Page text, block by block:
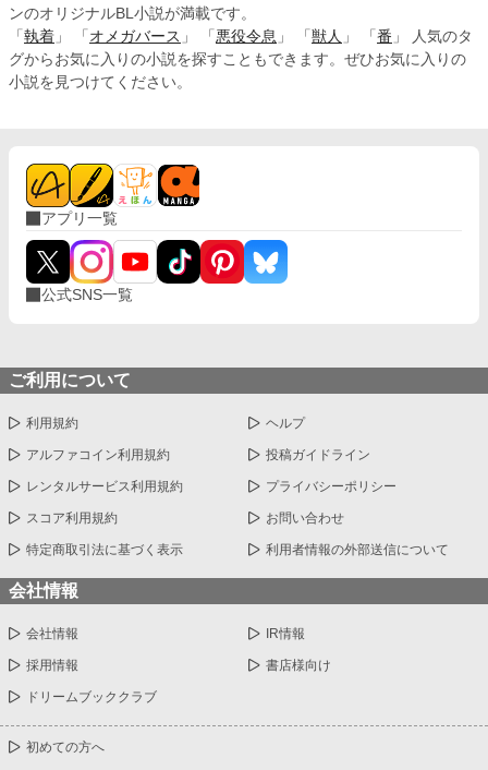
ンのオリジナルBL小説が満載です。
「 執着 」 「 オメガバース 」 「 悪役令息 」 「 獣人 」 「 番 」 人気のタ
グからお気に入りの小説を探すこともできます。ぜひお気に入りの
小説を見つけてください。
アプリ一覧
公式SNS一覧
ご利用について
利用規約 ヘルプ
アルファコイン利用規約 投稿ガイドライン
レンタルサービス利用規約 プライバシーポリシー
スコア利用規約 お問い合わせ
特定商取引法に基づく表示 利用者情報の外部送信について
会社情報
会社情報 IR情報
採用情報 書店様向け
ドリームブッククラブ
初めての方へ